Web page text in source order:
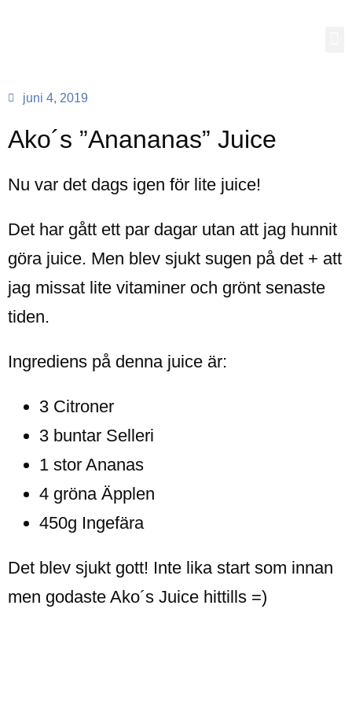
juni 4, 2019
Ako´s ”Anananas” Juice
Nu var det dags igen för lite juice!
Det har gått ett par dagar utan att jag hunnit
göra juice. Men blev sjukt sugen på det + att
jag missat lite vitaminer och grönt senaste
tiden.
Ingrediens på denna juice är:
3 Citroner
3 buntar Selleri
1 stor Ananas
4 gröna Äpplen
450g Ingefära
Det blev sjukt gott! Inte lika start som innan
men godaste Ako´s Juice hittills =)